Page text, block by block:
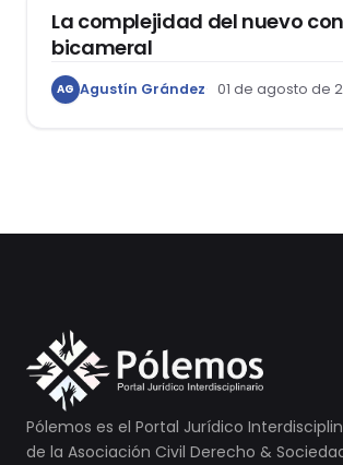
La complejidad del nuevo
bicameral
AG Agustín Grández 01 de agosto de
Pólemos es el Portal Jurídico
de la Asociación Civil Derecho &